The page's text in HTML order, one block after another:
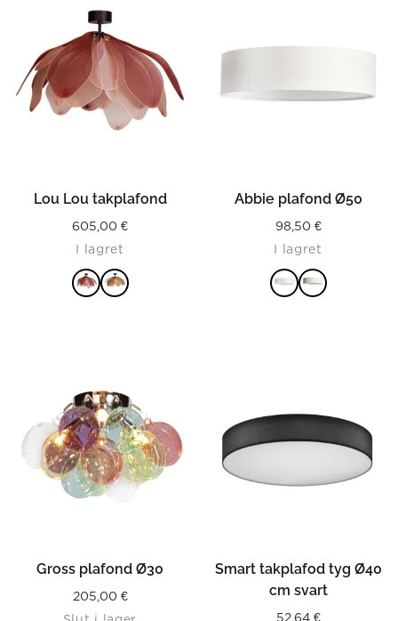
Lou Lou takplafond
605,00 €
I lagret
Abbie plafond Ø50
98,50 €
I lagret
Gross plafond Ø30
205,00 €
Smart takplafod tyg Ø40
cm svart
52,64 €